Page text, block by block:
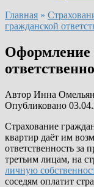
Главная »
гражданской
Оформление
Автор Инна
Опубликовано
Страхование
квартир даёт им
ответственность
третьим лицам, на
личную
соседям оплатит